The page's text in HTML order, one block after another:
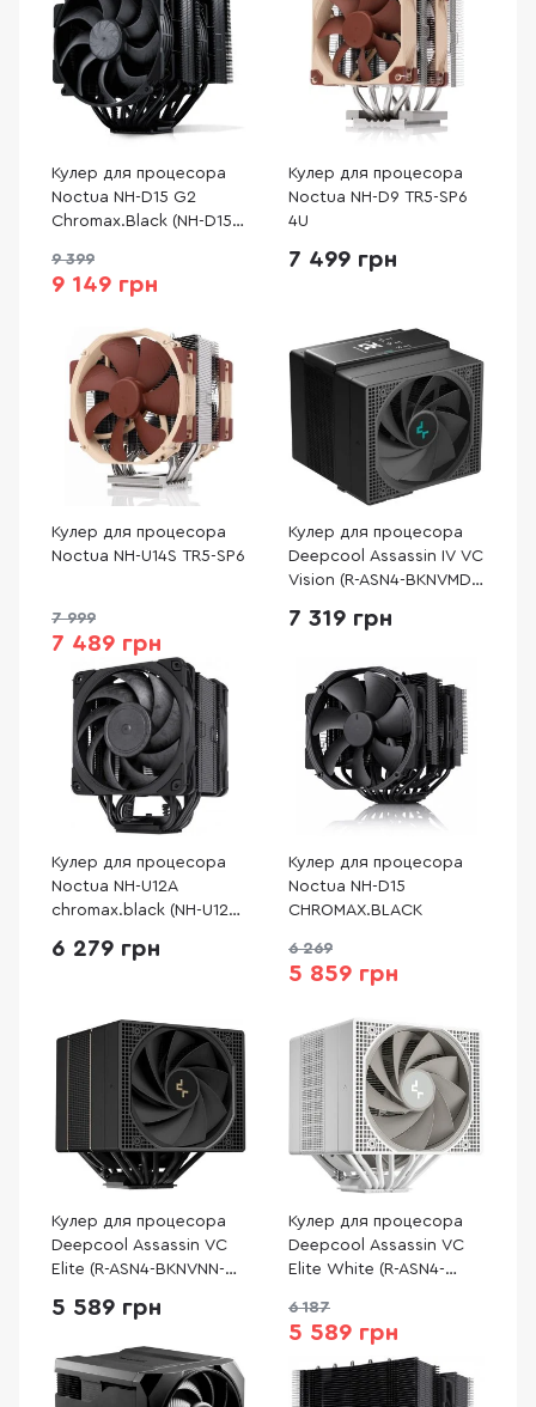
Кулер для процесора
Noctua NH-D15 G2
Chromax.Black (NH-D15
9 399
9 149 грн
Кулер для процесора
Noctua NH-D9 TR5-SP6
4U
7 499 грн
Кулер для процесора
Noctua NH-U14S TR5-SP6
7 999
7 489 грн
Кулер для процесора
Deepcool Assassin IV VC
Vision (R-ASN4-BKNVMD-
7 319 грн
Кулер для процесора
Noctua NH-U12A
chromax.black (NH-U12A
6 279 грн
Кулер для процесора
Noctua NH-D15
CHROMAX.BLACK
6 269
5 859 грн
Кулер для процесора
Deepcool Assassin VC
Elite (R-ASN4-BKNVNN-
5 589 грн
Кулер для процесора
Deepcool Assassin VC
Elite White (R-ASN4-
6 187
5 589 грн